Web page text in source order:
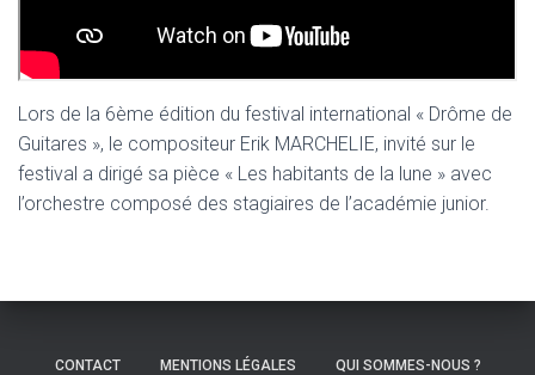
Lors de la 6ème édition du festival international « Drôme de
Guitares », le compositeur Erik MARCHELIE, invité sur le
festival a dirigé sa pièce « Les habitants de la lune » avec
l’orchestre composé des stagiaires de l’académie junior.
CONTACT MENTIONS LÉGALES QUI SOMMES-NOUS ?